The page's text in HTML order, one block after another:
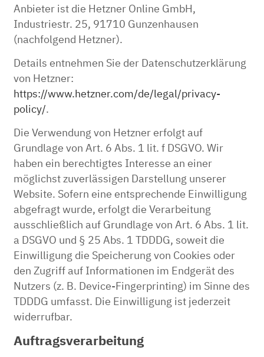
Anbieter ist die Hetzner Online GmbH,
Industriestr. 25, 91710 Gunzenhausen
(nachfolgend Hetzner).
Details entnehmen Sie der Datenschutzerklärung
von Hetzner:
https://www.hetzner.com/de/legal/privacy-
policy/.
Die Verwendung von Hetzner erfolgt auf
Grundlage von Art. 6 Abs. 1 lit. f DSGVO. Wir
haben ein berechtigtes Interesse an einer
möglichst zuverlässigen Darstellung unserer
Website. Sofern eine entsprechende Einwilligung
abgefragt wurde, erfolgt die Verarbeitung
ausschließlich auf Grundlage von Art. 6 Abs. 1 lit.
a DSGVO und § 25 Abs. 1 TDDDG, soweit die
Einwilligung die Speicherung von Cookies oder
den Zugriff auf Informationen im Endgerät des
Nutzers (z. B. Device-Fingerprinting) im Sinne des
TDDDG umfasst. Die Einwilligung ist jederzeit
widerrufbar.
Auftragsverarbeitung